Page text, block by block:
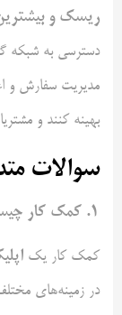
ریسک و
دسترسی به شبکه
مدیریت سفارش و
بهینه کنند و
سوالات
1. کمک‌ کار
کمک‌ کار یک
در زمینه‌های